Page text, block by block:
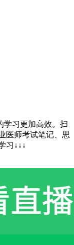
学习更加高效。扫
医师考试笔记、思
习 ↓↓↓